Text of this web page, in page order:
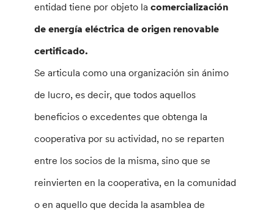
entidad tiene por objeto lacomercialización
de energía eléctrica de origen renovable
certificado.
Se articula como una organización sin ánimo
de lucro, es decir, que todos aquellos
beneficios o excedentes que obtenga la
cooperativa por su actividad, no se reparten
entre los socios de la misma, sino que se
reinvierten en la cooperativa, en la comunidad
o en aquello que decida la asamblea de